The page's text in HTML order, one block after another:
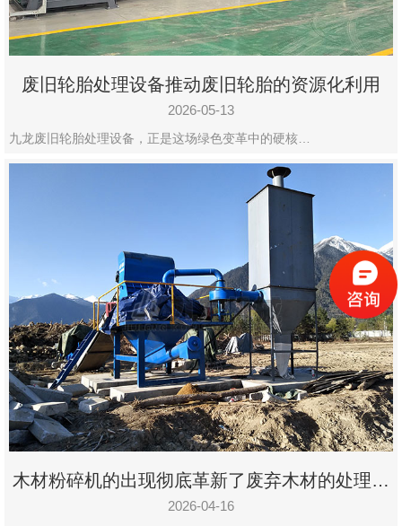
废旧轮胎处理设备推动废旧轮胎的资源化利用
2026-05-13
九龙废旧轮胎处理设备，正是这场绿色变革中的硬核…
木材粉碎机的出现彻底革新了废弃木材的处理模
式
2026-04-16